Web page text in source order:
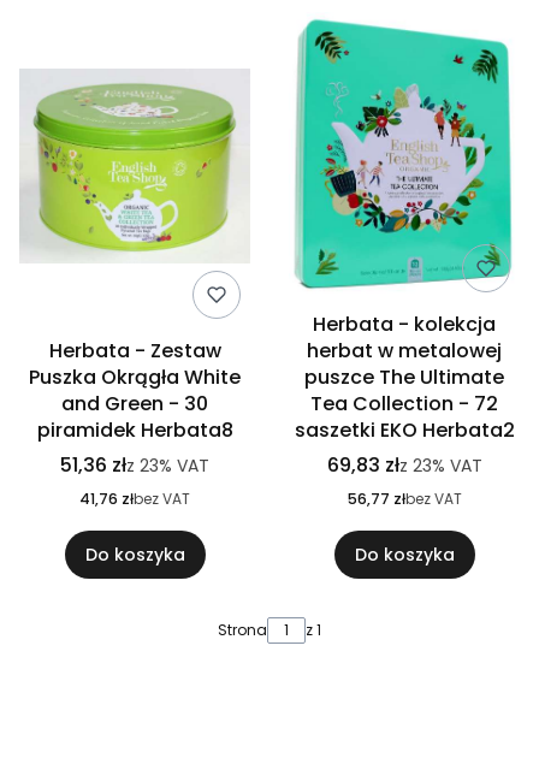
Herbata - Zestaw
Puszka Okrągła White
and Green - 30
piramidek Herbata8
51,36 złz 23% VAT
41,76 złbez VAT
Do koszyka
Herbata - kolekcja
herbat w metalowej
puszce The Ultimate
Tea Collection - 72
saszetki EKO Herbata2
69,83 złz 23% VAT
56,77 złbez VAT
Do koszyka
Strona z 1